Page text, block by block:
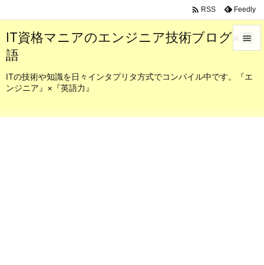
IT資格マニアのエンジニア技術ブログ×英
語
ITの技術や知識を日々インタプリタ方式でコンパイル中です。『エ
ンジニア』×『英語力』

メニュ
 RSS Feedly